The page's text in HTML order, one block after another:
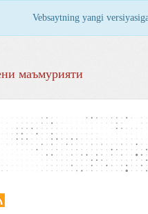
Vebsaytning yangi
маъмурияти